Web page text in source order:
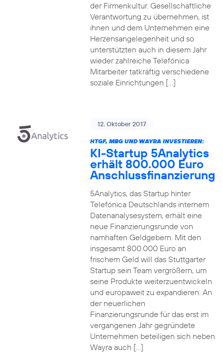
der Firmenkultur. Gesellschaftliche
Verantwortung zu übernehmen, ist
ihnen und dem Unternehmen eine
Herzensangelegenheit und so
unterstützten auch in diesem Jahr
wieder zahlreiche Telefónica
Mitarbeiter tatkräftig verschiedene
soziale Einrichtungen […]
12. Oktober 2017
HTGF, MBG UND WAYRA INVESTIEREN:
KI-Startup 5Analytics
erhält 800.000 Euro
Anschlussfinanzierung
5Analytics, das Startup hinter
Telefónica Deutschlands internem
Datenanalysesystem, erhält eine
neue Finanzierungsrunde von
namhaften Geldgebern. Mit den
insgesamt 800.000 Euro an
frischem Geld will das Stuttgarter
Startup sein Team vergrößern, um
seine Produkte weiterzuentwickeln
und europaweit zu expandieren. An
der neuerlichen
Finanzierungsrunde für das erst im
vergangenen Jahr gegründete
Unternehmen beteiligen sich neben
Wayra auch […]